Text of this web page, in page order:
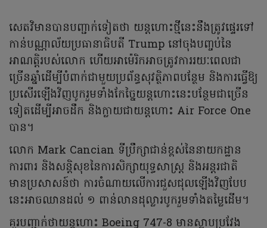
សេតវិមានបានបញ្ជាក់ទៀតថា យន្តហោះថ្មីនេះនឹងត្រូវផ្ទេរទៅ
កាន់បណ្ណាល័យប្រធានាធិបតី Trump នៅចុងបញ្ចប់នៃ
អាណត្តិរបស់លោក ហើយអាម៉េរិកអាចត្រូវការរយៈពេលជា
ច្រើនឆ្នាំដើម្បីបំពាក់ជាមួយប្រព័ន្ធសុវត្ថិភាពបន្ថែម និងការធ្វើឱ្យ
ប្រសើរឡើងវិញបូករួមទាំងកែច្នៃយន្តហោះនេះបន្ថែមជាច្រើន
ទៀតដើម្បីអាចដឹក និងក្លាយជាយន្តហោះ Air Force One
បាន។
លោក Mark Cancian ទីប្រឹក្សាជាន់ខ្ពស់នៃនាយកដ្ឋាន
ការពារ និងសន្តិសុខនៃការសិក្សាយុទ្ធសាស្ត្រ និងអន្តរជាតិ
មានប្រសាសន៍ថា ការចំណាយលើការជួសជុលឡើងវិញបែប
នេះអាចឈានដល់ ១ ពាន់លានដុល្លារបូករួមទាំងតម្លៃដើម។
គួរបញ្ជាក់ថាយន្តហោះ Boeing 747-8 មានស្លាបប្រវែង